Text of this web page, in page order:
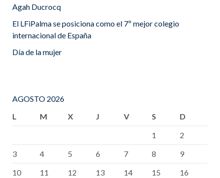
Agah Ducrocq
El LFiPalma se posiciona como el 7º mejor colegio
internacional de España
Día de la mujer
AGOSTO 2026
L
M X J V S
D
1
2
3
4 5 6 7 8
9
10
11 12 13 14 15 16